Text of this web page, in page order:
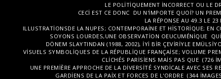
LE POLITIQUEMENT INCORRECT OU LE
CECI EST CE DONC DU N'IMPORTE QUOI? UN
LA RÉPONSE AU 49.3 LE
ILLUSTRATIONSDE LA NUPES; CONTEMPORAINE ET HISTORIQUE; EN
SOYONS LOURDES,UNE OBSERVATION OEUCUMÉNIQUE
DÖNEM SLAYTINDAN (1988, 2002), IYI BIR ÇEVIRIYLE
VISUELS SYMBOLIQUES DE LA RÉPUBLIQUE FRANÇAISE; VOLUME
CLICHÉS PARISIENS MAIS PAS QUE (726
UNE PREMIÈRE APPROCHE DE LA DIVERSITÉ SYNDICALE AVEC SES
GARDIENS DE LA PAIX ET FORCES DE L'ORDRE (344